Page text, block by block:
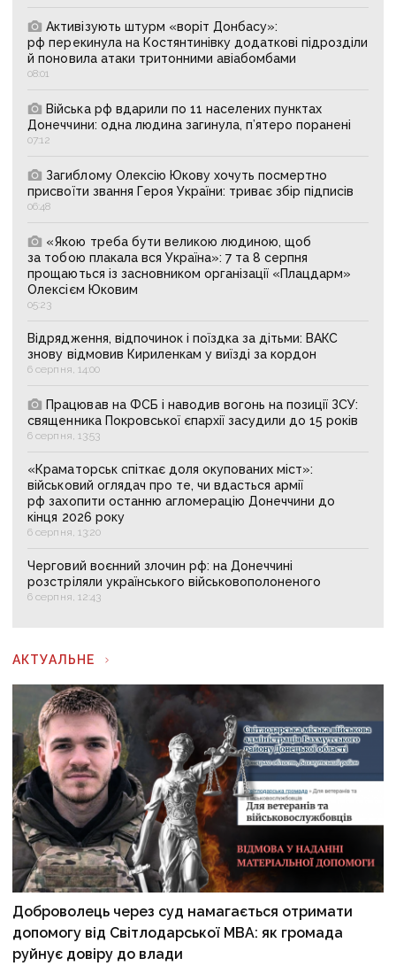
Активізують штурм «воріт Донбасу»:
рф перекинула на Костянтинівку додаткові підрозділи
й поновила атаки тритонними авіабомбами
08:01
Війська рф вдарили по 11 населених пунктах
Донеччини: одна людина загинула, п’ятеро поранені
07:12
Загиблому Олексію Юкову хочуть посмертно
присвоїти звання Героя України: триває збір підписів
06:48
«Якою треба бути великою людиною, щоб
за тобою плакала вся Україна»: 7 та 8 серпня
прощаються із засновником організації «Плацдарм»
Олексієм Юковим
05:23
Відрядження, відпочинок і поїздка за дітьми: ВАКС
знову відмовив Кириленкам у виїзді за кордон
6 серпня, 14:00
Працював на ФСБ і наводив вогонь на позиції ЗСУ:
священника Покровської єпархії засудили до 15 років
6 серпня, 13:53
«Краматорськ спіткає доля окупованих міст»:
військовий оглядач про те, чи вдасться армії
рф захопити останню агломерацію Донеччини до
кінця 2026 року
6 серпня, 13:20
Черговий воєнний злочин рф: на Донеччині
розстріляли українського військовополоненого
6 серпня, 12:43
АКТУАЛЬНЕ
Доброволець через суд намагається отримати
допомогу від Світлодарської МВА: як громада
руйнує довіру до влади